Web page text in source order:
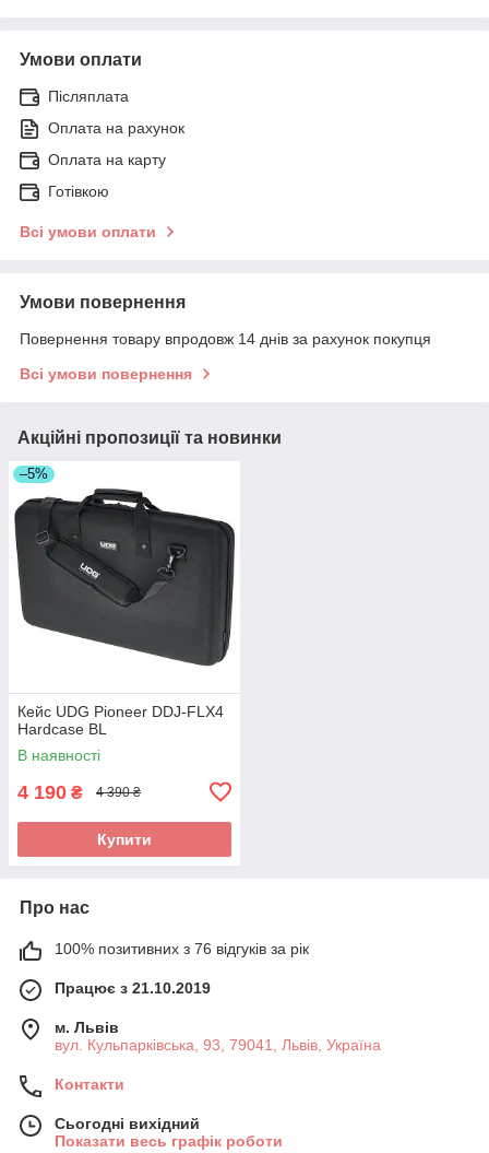
Умови оплати
Післяплата
Оплата на рахунок
Оплата на карту
Готівкою
Всі умови оплати
Умови повернення
Повернення товару впродовж 14 днів за рахунок покупця
Всі умови повернення
Акційні пропозиції та новинки
–5%
Кейс UDG Pioneer DDJ-FLX4
Hardcase BL
В наявності
4 190 ₴ 4 390 ₴
Купити
Про нас
100% позитивних з 76 відгуків за рік
Працює з 21.10.2019
м. Львів
вул. Кульпарківська, 93, 79041, Львів, Україна
Контакти
Сьогодні вихідний
Показати весь графік роботи